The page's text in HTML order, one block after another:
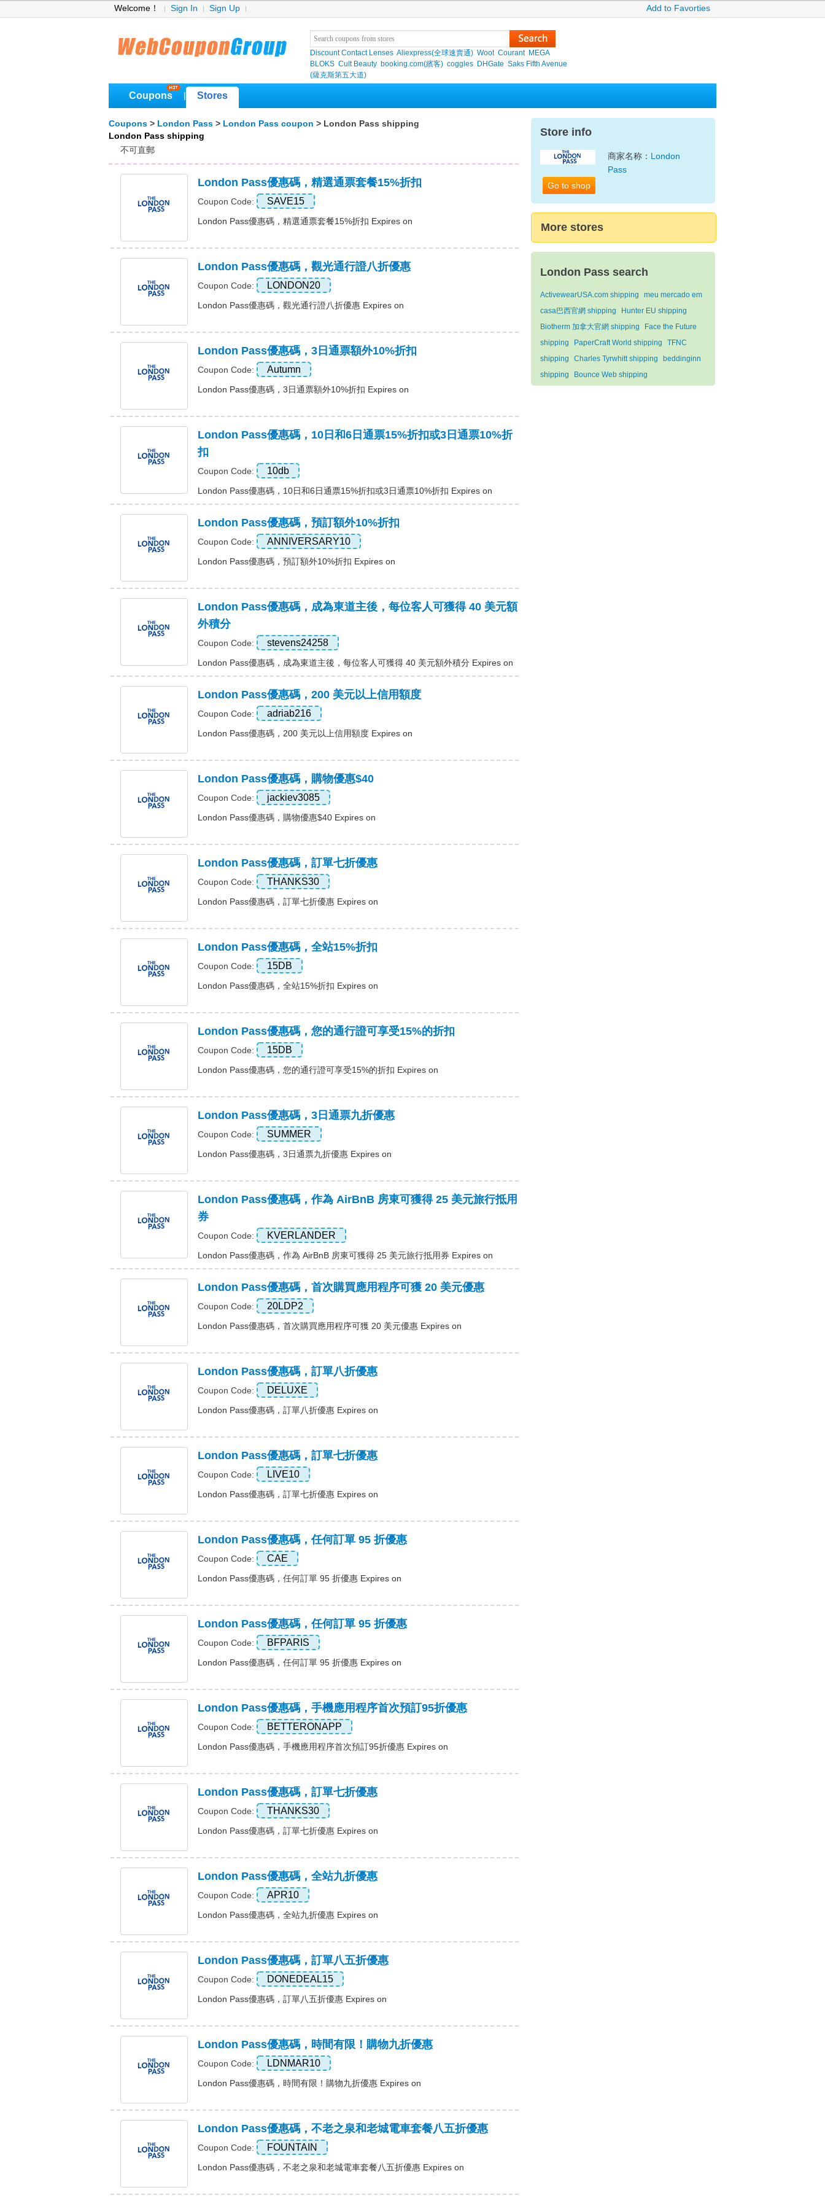
Welcome！ Sign In Sign Up Add to Favorties
Discount Contact Lenses Aliexpress(全球速賣通) Woot Courant MEGA
BLOKS Cult Beauty booking.com(繽客) coggles DHGate Saks Fifth Avenue
(薩克斯第五大道)
Coupons Stores
Coupons > London Pass > London Pass coupon > London Pass shipping
London Pass shipping
不可直郵
London Pass優惠碼，精選通票套餐15%折扣
Coupon Code: SAVE15
London Pass優惠碼，精選通票套餐15%折扣 Expires on
London Pass優惠碼，觀光通行證八折優惠
Coupon Code: LONDON20
London Pass優惠碼，觀光通行證八折優惠 Expires on
London Pass優惠碼，3日通票額外10%折扣
Coupon Code: Autumn
London Pass優惠碼，3日通票額外10%折扣 Expires on
London Pass優惠碼，10日和6日通票15%折扣或3日通票10%折
扣
Coupon Code: 10db
London Pass優惠碼，10日和6日通票15%折扣或3日通票10%折扣 Expires on
London Pass優惠碼，預訂額外10%折扣
Coupon Code: ANNIVERSARY10
London Pass優惠碼，預訂額外10%折扣 Expires on
London Pass優惠碼，成為東道主後，每位客人可獲得 40 美元額
外積分
Coupon Code: stevens24258
London Pass優惠碼，成為東道主後，每位客人可獲得 40 美元額外積分 Expires on
London Pass優惠碼，200 美元以上信用額度
Coupon Code: adriab216
London Pass優惠碼，200 美元以上信用額度 Expires on
London Pass優惠碼，購物優惠$40
Coupon Code: jackiev3085
London Pass優惠碼，購物優惠$40 Expires on
London Pass優惠碼，訂單七折優惠
Coupon Code: THANKS30
London Pass優惠碼，訂單七折優惠 Expires on
London Pass優惠碼，全站15%折扣
Coupon Code: 15DB
London Pass優惠碼，全站15%折扣 Expires on
London Pass優惠碼，您的通行證可享受15%的折扣
Coupon Code: 15DB
London Pass優惠碼，您的通行證可享受15%的折扣 Expires on
London Pass優惠碼，3日通票九折優惠
Coupon Code: SUMMER
London Pass優惠碼，3日通票九折優惠 Expires on
London Pass優惠碼，作為 AirBnB 房東可獲得 25 美元旅行抵用
券
Coupon Code: KVERLANDER
London Pass優惠碼，作為 AirBnB 房東可獲得 25 美元旅行抵用券 Expires on
London Pass優惠碼，首次購買應用程序可獲 20 美元優惠
Coupon Code: 20LDP2
London Pass優惠碼，首次購買應用程序可獲 20 美元優惠 Expires on
London Pass優惠碼，訂單八折優惠
Coupon Code: DELUXE
London Pass優惠碼，訂單八折優惠 Expires on
London Pass優惠碼，訂單七折優惠
Coupon Code: LIVE10
London Pass優惠碼，訂單七折優惠 Expires on
London Pass優惠碼，任何訂單 95 折優惠
Coupon Code: CAE
London Pass優惠碼，任何訂單 95 折優惠 Expires on
London Pass優惠碼，任何訂單 95 折優惠
Coupon Code: BFPARIS
London Pass優惠碼，任何訂單 95 折優惠 Expires on
London Pass優惠碼，手機應用程序首次預訂95折優惠
Coupon Code: BETTERONAPP
London Pass優惠碼，手機應用程序首次預訂95折優惠 Expires on
London Pass優惠碼，訂單七折優惠
Coupon Code: THANKS30
London Pass優惠碼，訂單七折優惠 Expires on
London Pass優惠碼，全站九折優惠
Coupon Code: APR10
London Pass優惠碼，全站九折優惠 Expires on
London Pass優惠碼，訂單八五折優惠
Coupon Code: DONEDEAL15
London Pass優惠碼，訂單八五折優惠 Expires on
London Pass優惠碼，時間有限！購物九折優惠
Coupon Code: LDNMAR10
London Pass優惠碼，時間有限！購物九折優惠 Expires on
London Pass優惠碼，不老之泉和老城電車套餐八五折優惠
Coupon Code: FOUNTAIN
London Pass優惠碼，不老之泉和老城電車套餐八五折優惠 Expires on
Store info
Go to shop
商家名称： London
Pass
More stores
London Pass search
ActivewearUSA.com shipping
meu mercado em
casa巴西官網 shipping
Hunter EU shipping
Biotherm 加拿大官網 shipping
Face the Future
shipping
PaperCraft World shipping
TFNC
shipping
Charles Tyrwhitt shipping
beddinginn
shipping
Bounce Web shipping